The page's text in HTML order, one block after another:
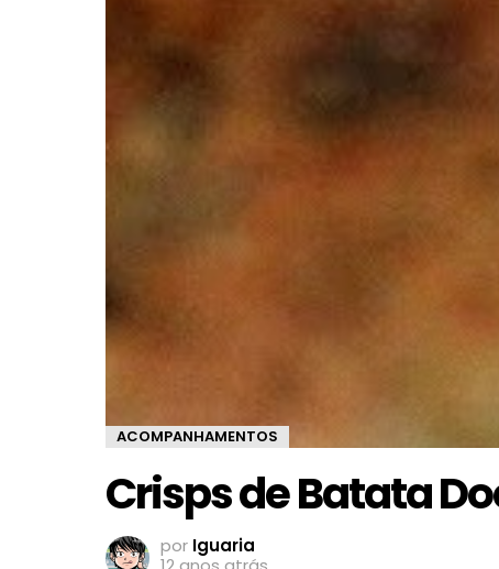
ACOMPANHAMENTOS
Crisps de Batata
por Iguaria